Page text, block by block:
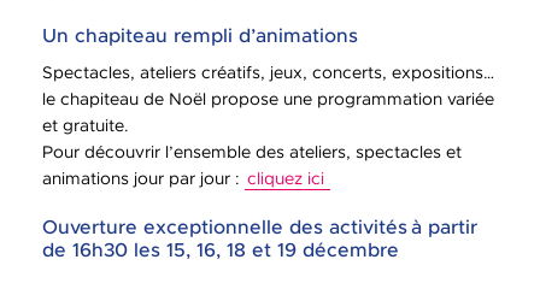
Un chapiteau rempli d’animations
Spectacles, ateliers créatifs, jeux, concerts, expositions…
le chapiteau de Noël propose une programmation variée
et gratuite.
Pour découvrir l’ensemble des ateliers, spectacles et
animations jour par jour : cliquez ici
Ouverture exceptionnelle des activités à partir
de 16h30 les 15, 16, 18 et 19 décembre